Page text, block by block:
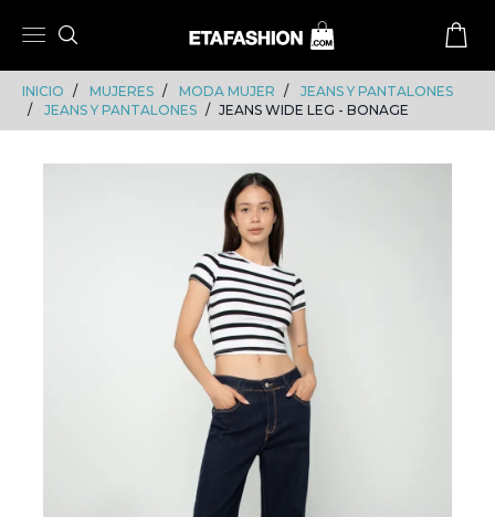
INICIO MUJERES MODA MUJER
JEANS Y PANTALONES
JEANS Y PANTALONES
JEANS WIDE LEG - BONAGE